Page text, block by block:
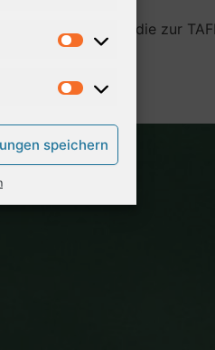
speichern
die Menschen, die zur